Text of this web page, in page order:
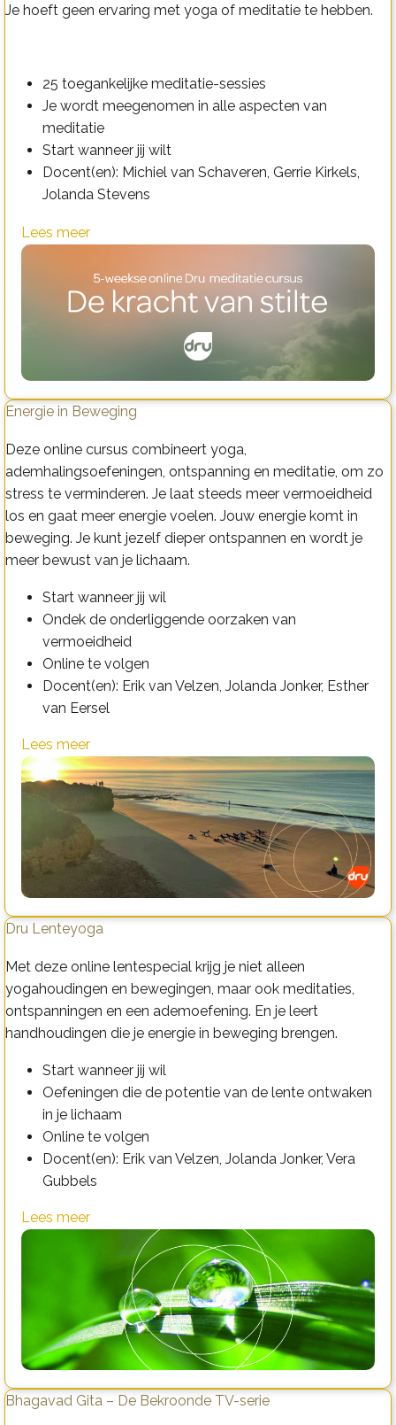
Je hoeft geen ervaring met yoga of meditatie te hebben.
25 toegankelijke meditatie-sessies
Je wordt meegenomen in alle aspecten van
meditatie
Start wanneer jij wilt
Docent(en): Michiel van Schaveren, Gerrie Kirkels,
Jolanda Stevens
Lees meer
Energie in Beweging
Deze online cursus combineert yoga,
ademhalingsoefeningen, ontspanning en meditatie, om zo
stress te verminderen. Je laat steeds meer vermoeidheid
los en gaat meer energie voelen. Jouw energie komt in
beweging. Je kunt jezelf dieper ontspannen en wordt je
meer bewust van je lichaam.
Start wanneer jij wil
Ondek de onderliggende oorzaken van
vermoeidheid
Online te volgen
Docent(en): Erik van Velzen, Jolanda Jonker, Esther
van Eersel
Lees meer
Dru Lenteyoga
Met deze online lentespecial krijg je niet alleen
yogahoudingen en bewegingen, maar ook meditaties,
ontspanningen en een ademoefening. En je leert
handhoudingen die je energie in beweging brengen.
Start wanneer jij wil
Oefeningen die de potentie van de lente ontwaken
in je lichaam
Online te volgen
Docent(en): Erik van Velzen, Jolanda Jonker, Vera
Gubbels
Lees meer
Bhagavad Gita – De Bekroonde TV-serie